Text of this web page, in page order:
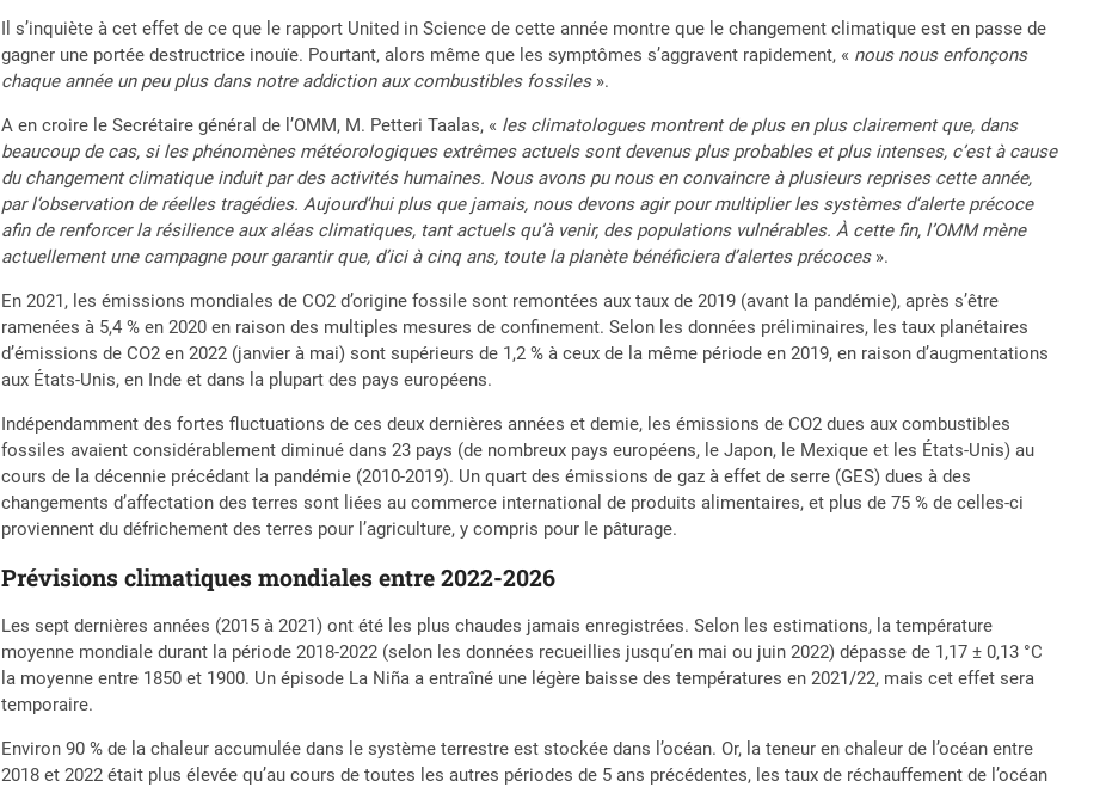
Il s’inquiète à cet effet de ce que le rapport United in Science de cette année montre que le changement climatique est en passe de
gagner une portée destructrice inouïe. Pourtant, alors même que les symptômes s’aggravent rapidement, « nous nous enfonçons
chaque année un peu plus dans notre addiction aux combustibles fossiles».
A en croire le Secrétaire général de l’OMM, M. Petteri Taalas, « les climatologues montrent de plus en plus clairement que, dans
beaucoup de cas, si les phénomènes météorologiques extrêmes actuels sont devenus plus probables et plus intenses, c’est à cause
du changement climatique induit par des activités humaines. Nous avons pu nous en convaincre à plusieurs reprises cette année,
par l’observation de réelles tragédies. Aujourd’hui plus que jamais, nous devons agir pour multiplier les systèmes d’alerte précoce
afin de renforcer la résilience aux aléas climatiques, tant actuels qu’à venir, des populations vulnérables. À cette fin, l’OMM mène
actuellement une campagne pour garantir que, d’ici à cinq ans, toute la planète bénéficiera d’alertes précoces».
En 2021, les émissions mondiales de CO2 d’origine fossile sont remontées aux taux de 2019 (avant la pandémie), après s’être
ramenées à 5,4 % en 2020 en raison des multiples mesures de confinement. Selon les données préliminaires, les taux planétaires
d’émissions de CO2 en 2022 (janvier à mai) sont supérieurs de 1,2 % à ceux de la même période en 2019, en raison d’augmentations
aux États-Unis, en Inde et dans la plupart des pays européens.
Indépendamment des fortes fluctuations de ces deux dernières années et demie, les émissions de CO2 dues aux combustibles
fossiles avaient considérablement diminué dans 23 pays (de nombreux pays européens, le Japon, le Mexique et les États-Unis) au
cours de la décennie précédant la pandémie (2010-2019). Un quart des émissions de gaz à effet de serre (GES) dues à des
changements d’affectation des terres sont liées au commerce international de produits alimentaires, et plus de 75 % de celles-ci
proviennent du défrichement des terres pour l’agriculture, y compris pour le pâturage.
Prévisions climatiques mondiales entre 2022-2026
Les sept dernières années (2015 à 2021) ont été les plus chaudes jamais enregistrées. Selon les estimations, la température
moyenne mondiale durant la période 2018-2022 (selon les données recueillies jusqu’en mai ou juin 2022) dépasse de 1,17 ± 0,13 °C
la moyenne entre 1850 et 1900. Un épisode La Niña a entraîné une légère baisse des températures en 2021/22, mais cet effet sera
temporaire.
Environ 90 % de la chaleur accumulée dans le système terrestre est stockée dans l’océan. Or, la teneur en chaleur de l’océan entre
2018 et 2022 était plus élevée qu’au cours de toutes les autres périodes de 5 ans précédentes, les taux de réchauffement de l’océan